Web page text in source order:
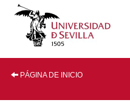
PÁGINA DE INICIO